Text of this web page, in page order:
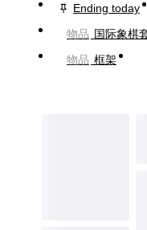
Ending today
物品 国际象棋
物品 框架